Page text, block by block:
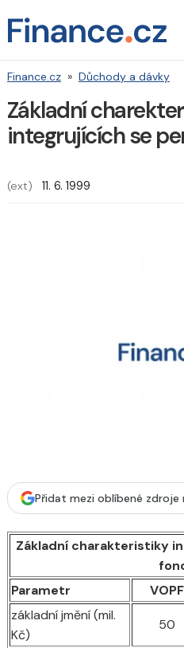
Finance.cz » Důchody a dávky
Základní
integrujících se
(ext) 11. 6. 1999
Přidat mezi oblíbené zdroje
Základní charakteristiky
Parametr
VOPF
základní jmění (mil.
Kč)
50